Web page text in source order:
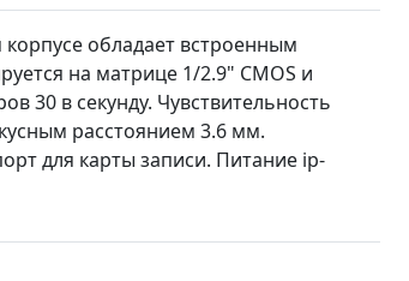
обладает встроенным
на матрице 1/2.9" CMOS и
30 в секунду. Чувствительность
расстоянием 3.6 мм.
для карты записи. Питание ip-